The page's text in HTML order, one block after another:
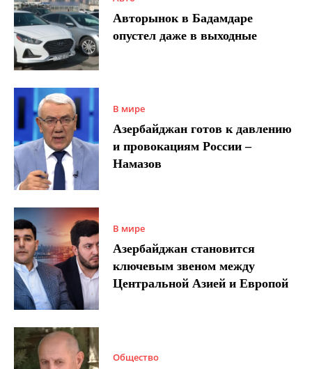
Авторынок в Бадамдаре
опустел даже в выходные
В мире
Азербайджан готов к давлению
и провокациям России –
Намазов
В мире
Азербайджан становится
ключевым звеном между
Центральной Азией и Европой
Общество